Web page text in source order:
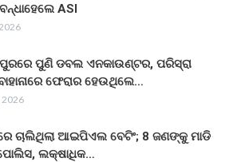
ASI
ପୁଣି ଡବଲ ଏନକାଉଣ୍ଟର, ପରିସ୍ରା
ଫେରାର ହେଉଥିଲେ…
2026
ଚାଲିଥିଲା ଆଇପିଏଲ ବେଟିଂ; 8 ଜଣଙ୍କୁ ମାଡି
ଲକ୍ଷାଧିକ…